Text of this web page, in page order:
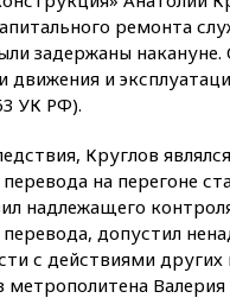
ремонта
задержаны
движения и
УК РФ).
Круглов
перевода на перегоне
надлежащего
допустил
с действиями
метрополитена